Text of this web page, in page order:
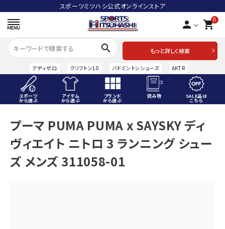
スポーツミツハシ公式オンラインストア
person 0
shopping_cart
search
もっと詳しく検索
アディゼロ クリフトン10 バドミントンシューズ AKTR
スポーツ
から選ぶ
アイテム
から選ぶ
ブランド
から選ぶ
読み物 SALE品は
こちら
ACCOUNT MENU
ようこそ ゲスト 様
meeting_room ログイン person 会員登録
プーマ PUMA PUMA x SAYSKY ディ
ヴィエイト ニトロ 3 ランニング シュー
ズ メンズ 311058-01